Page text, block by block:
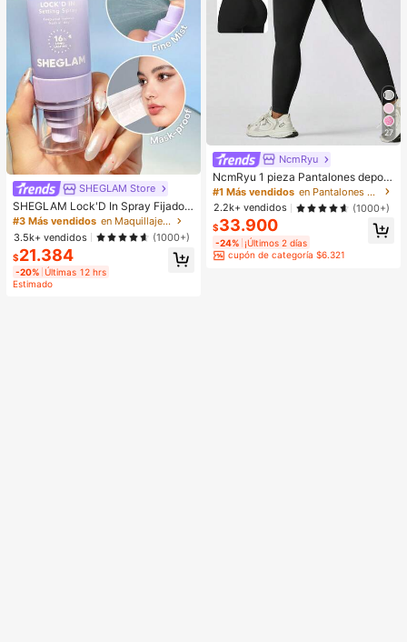
SHEGLAM Store
SHEGLAM Lock'D In Spray Fijador
Marca De Belleza CosméTica Maq
uillaje Para Mujeres Y NiñAs
#3 Más vendidos
en Maquillaje facial
3.5k+ vendidos
(1000+)
$21.384
-20% Últimas 12 hrs
Estimado
s, Regalos, Obsequios, Regalos par
a mujeres, Regalos de Navidad, Est
ético
27
NcmRyu
NcmRyu 1 pieza Pantalones deporti
vos negros de primavera para muje
r, de uso casual al aire libre, con efe
cto moldeador y elevador, aptos par
a yoga, fitness, running, tenis y entr
enamiento
#1 Más vendidos
en Pantalones deportivos para mujer
2.2k+ vendidos
(1000+)
$33.900
-24% ¡Últimos 2 días
cupón de categoría $6.321